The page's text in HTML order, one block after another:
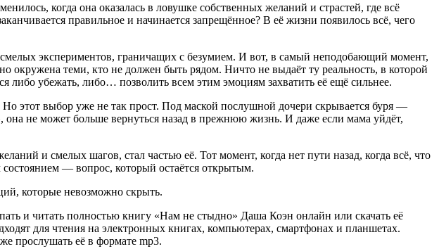
когда она оказалась в ловушке собственных желаний и страстей, где всё
правильное и начинается запрещённое? В её жизни появилось всё, чего
экспериментов, граничащих с безумием. И вот, в самый неподобающий момент,
окружена теми, кто не должен быть рядом. Ничто не выдаёт ту реальность, в которой
либо убежать, либо… позволить всем этим эмоциям захватить её ещё сильнее.
этот выбор уже не так прост. Под маской послушной дочери скрывается буря —
она не может больше вернуться назад в прежнюю жизнь. И даже если мама уйдёт,
и смелых шагов, стал частью её. Тот момент, когда нет пути назад, когда всё, что
— вопрос, который остаётся открытым.
которые невозможно скрыть.
и читать полностью книгу «Нам не стыдно» Даша Коэн онлайн или скачать её
для чтения на электронных книгах, компьютерах, смартфонах и планшетах.
прослушать её в формате mp3.